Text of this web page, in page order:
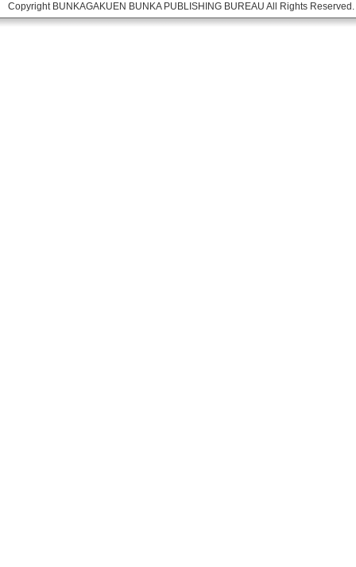
Copyright BUNKAGAKUEN BUNKA PUBLISHING BUREAU All Rights Reserved.